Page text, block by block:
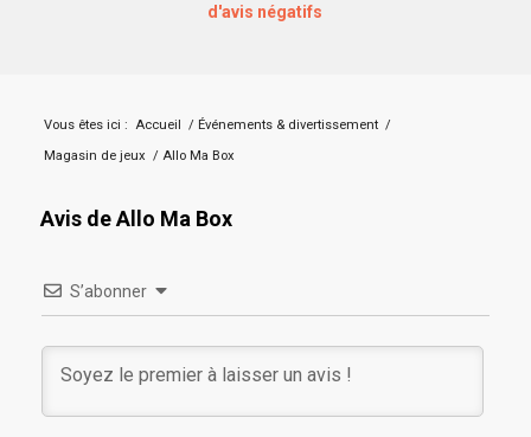
d'avis négatifs
Vous êtes ici : Accueil / Événements & divertissement /
Magasin de jeux / Allo Ma Box
Avis de Allo Ma Box
S’abonner